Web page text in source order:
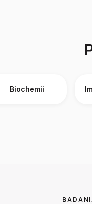
Biochemii